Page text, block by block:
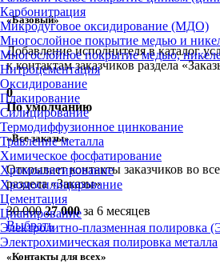
Карбонитрация
Микродуговое оксидирование (МДО)
Многослойное покрытие медью и
Многослойное покрытие медью,
Нитроцементация
Оксидирование
Плакирование
Силицирование
Термодиффузионное цинкование
Травление металла
Химическое фосфатирование
Хромоалитирование
Хромосилицирование
Цементация
Цианирование
Электролитно-плазменная полировка
Электрохимическая полировка металла
«Базовый»
Добавление исполнителя в каталог
к контактам заказчиков раздела
0
По умолчанию
«Все заказы»
Открывает контакты заказчиков во
раздела «Заказы»
30 000 27 000 за 6 месяцев
Выбрать
«Контакты для всех»